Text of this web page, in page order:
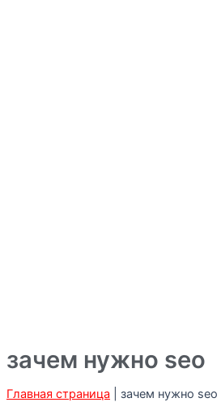
зачем нужно seo
Главная страница зачем нужно seo